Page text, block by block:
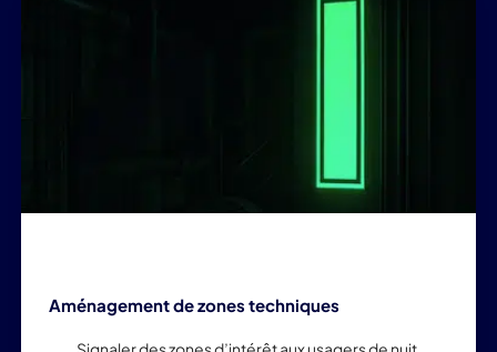
Aménagement de zones techniques